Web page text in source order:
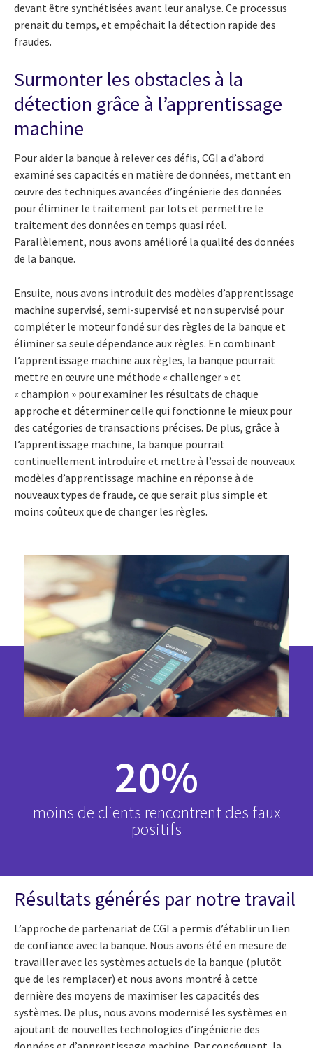
devant être synthétisées avant leur analyse. Ce processus
prenait du temps, et empêchait la détection rapide des
fraudes.
Surmonter les obstacles à la
détection grâce à l’apprentissage
machine
Pour aider la banque à relever ces défis, CGI a d’abord
examiné ses capacités en matière de données, mettant en
œuvre des techniques avancées d’ingénierie des données
pour éliminer le traitement par lots et permettre le
traitement des données en temps quasi réel.
Parallèlement, nous avons amélioré la qualité des données
de la banque.
Ensuite, nous avons introduit des modèles d’apprentissage
machine supervisé, semi-supervisé et non supervisé pour
compléter le moteur fondé sur des règles de la banque et
éliminer sa seule dépendance aux règles. En combinant
l’apprentissage machine aux règles, la banque pourrait
mettre en œuvre une méthode « challenger » et
« champion » pour examiner les résultats de chaque
approche et déterminer celle qui fonctionne le mieux pour
des catégories de transactions précises. De plus, grâce à
l’apprentissage machine, la banque pourrait
continuellement introduire et mettre à l’essai de nouveaux
modèles d’apprentissage machine en réponse à de
nouveaux types de fraude, ce que serait plus simple et
moins coûteux que de changer les règles.
20%
moins de clients rencontrent des faux
positifs
Résultats générés par notre travail
L’approche de partenariat de CGI a permis d’établir un lien
de confiance avec la banque. Nous avons été en mesure de
travailler avec les systèmes actuels de la banque (plutôt
que de les remplacer) et nous avons montré à cette
dernière des moyens de maximiser les capacités des
systèmes. De plus, nous avons modernisé les systèmes en
ajoutant de nouvelles technologies d’ingénierie des